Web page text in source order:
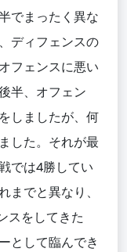
でまったく異な
ディフェンスの
フェンスに悪い
半、オフェン
しましたが、何
した。それが最
では4勝してい
までと異なり、
スをしてきた
として臨んでき